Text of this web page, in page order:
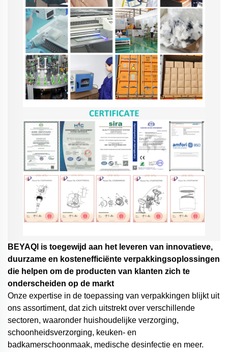
BEYAQl is toegewijd aan het leveren van innovatieve,
duurzame en kostenefficiënte verpakkingsoplossingen
die helpen om de producten van klanten zich te
onderscheiden op de markt
Onze expertise in de toepassing van verpakkingen blijkt uit
ons assortiment, dat zich uitstrekt over verschillende
sectoren, waaronder huishoudelijke verzorging,
schoonheidsverzorging, keuken- en
badkamerschoonmaak, medische desinfectie en meer.